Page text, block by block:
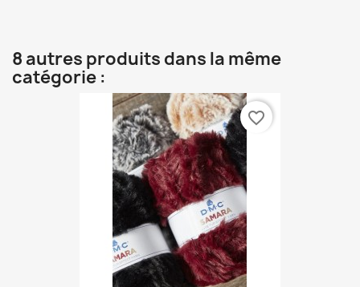
8 autres produits dans la même
catégorie :
favorite_border